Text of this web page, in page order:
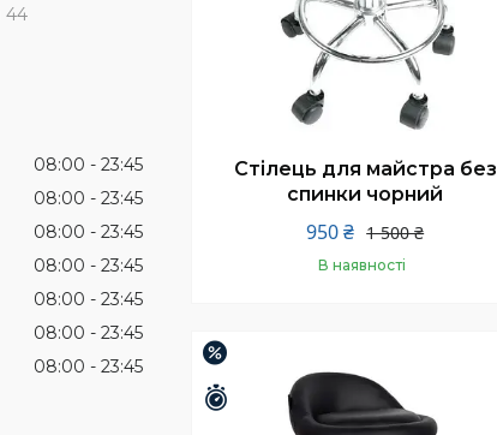
Стілець для майстра без
спинки чорний
1 500 ₴
950 ₴
В наявності
Залишилось 25 днів
44
08:00
23:45
08:00
23:45
08:00
23:45
08:00
23:45
08:00
23:45
08:00
23:45
08:00 23:45